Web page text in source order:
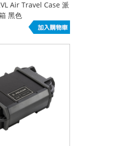
Air Travel Case 派
黑色